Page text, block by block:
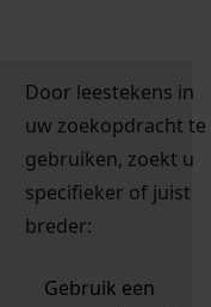
Door leestekens in
uw zoekopdracht te
gebruiken, zoekt u
specifieker of juist
breder:
Gebruik een